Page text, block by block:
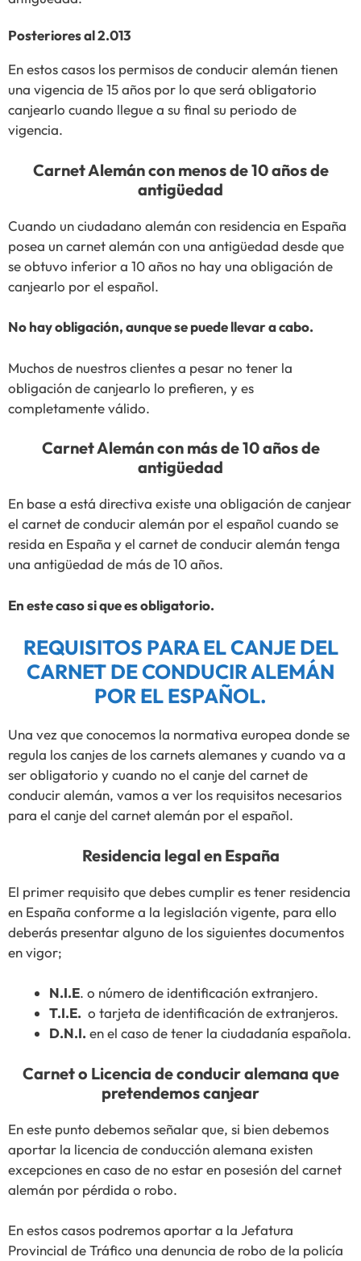
Posteriores al 2.013
En estos casos los permisos de conducir alemán tienen
una vigencia de 15 años por lo que será obligatorio
canjearlo cuando llegue a su final su periodo de
vigencia.
Carnet Alemán con menos de 10 años de
antigüedad
Cuando un ciudadano alemán con residencia en España
posea un carnet alemán con una antigüedad desde que
se obtuvo inferior a 10 años no hay una obligación de
canjearlo por el español.
No hay obligación, aunque se puede llevar a cabo.
Muchos de nuestros clientes a pesar no tener la
obligación de canjearlo lo prefieren, y es
completamente válido.
Carnet Alemán con más de 10 años de
antigüedad
En base a está directiva existe una obligación de canjear
el carnet de conducir alemán por el español cuando se
resida en España y el carnet de conducir alemán tenga
una antigüedad de más de 10 años.
En este caso si que es obligatorio.
REQUISITOS PARA EL CANJE DEL
CARNET DE CONDUCIR ALEMÁN
POR EL ESPAÑOL.
Una vez que conocemos la normativa europea donde se
regula los canjes de los carnets alemanes y cuando va a
ser obligatorio y cuando no el canje del carnet de
conducir alemán, vamos a ver los requisitos necesarios
para el canje del carnet alemán por el español.
Residencia legal en España
El primer requisito que debes cumplir es tener residencia
en España conforme a la legislación vigente, para ello
deberás presentar alguno de los siguientes documentos
en vigor;
N.I.E. o número de identificación extranjero.
T.I.E. o tarjeta de identificación de extranjeros.
D.N.I. en el caso de tener la ciudadanía española.
Carnet o Licencia de conducir alemana que
pretendemos canjear
En este punto debemos señalar que, si bien debemos
aportar la licencia de conducción alemana existen
excepciones en caso de no estar en posesión del carnet
alemán por pérdida o robo.
En estos casos podremos aportar a la Jefatura
Provincial de Tráfico una denuncia de robo de la policía